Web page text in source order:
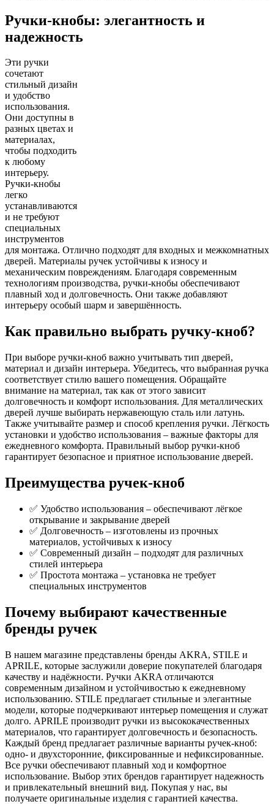
Ручки-кнобы: элегантность и
надежность
Эти ручки
сочетают
стильный дизайн
и удобство
использования.
Они доступны в
разных цветах и
материалах,
чтобы подходить
к любому
интерьеру.
Ручки-кнобы
легко
устанавливаются
и не требуют
специальных
инструментов
для монтажа. Отлично подходят для входных и межкомнатных
дверей. Материалы ручек устойчивы к износу и
механическим повреждениям. Благодаря современным
технологиям производства, ручки-кнобы обеспечивают
плавный ход и долговечность. Они также добавляют
интерьеру особый шарм и завершённость.
Как правильно выбрать ручку-кноб?
При выборе ручки-кноб важно учитывать тип дверей,
материал и дизайн интерьера. Убедитесь, что выбранная ручка
соответствует стилю вашего помещения. Обращайте
внимание на материал, так как от этого зависит
долговечность и комфорт использования. Для металлических
дверей лучше выбирать нержавеющую сталь или латунь.
Также учитывайте размер и способ крепления ручки. Лёгкость
установки и удобство использования – важные факторы для
ежедневного комфорта. Правильный выбор ручки-кноб
гарантирует безопасное и приятное использование дверей.
Преимущества ручек-кноб
✅ Удобство использования – обеспечивают лёгкое
открывание и закрывание дверей
✅ Долговечность – изготовлены из прочных
материалов, устойчивых к износу
✅ Современный дизайн – подходят для различных
стилей интерьера
✅ Простота монтажа – установка не требует
специальных инструментов
Почему выбирают качественные
бренды ручек
В нашем магазине представлены бренды AKRA, STILE и
APRILE, которые заслужили доверие покупателей благодаря
качеству и надёжности. Ручки AKRA отличаются
современным дизайном и устойчивостью к ежедневному
использованию. STILE предлагает стильные и элегантные
модели, которые подчеркивают интерьер помещения и служат
долго. APRILE производит ручки из высококачественных
материалов, что гарантирует долговечность и безопасность.
Каждый бренд предлагает различные варианты ручек-кноб:
одно- и двухсторонние, фиксированные и нефиксированные.
Все ручки обеспечивают плавный ход и комфортное
использование. Выбор этих брендов гарантирует надежность
и привлекательный внешний вид. Покупая у нас, вы
получаете оригинальные изделия с гарантией качества.